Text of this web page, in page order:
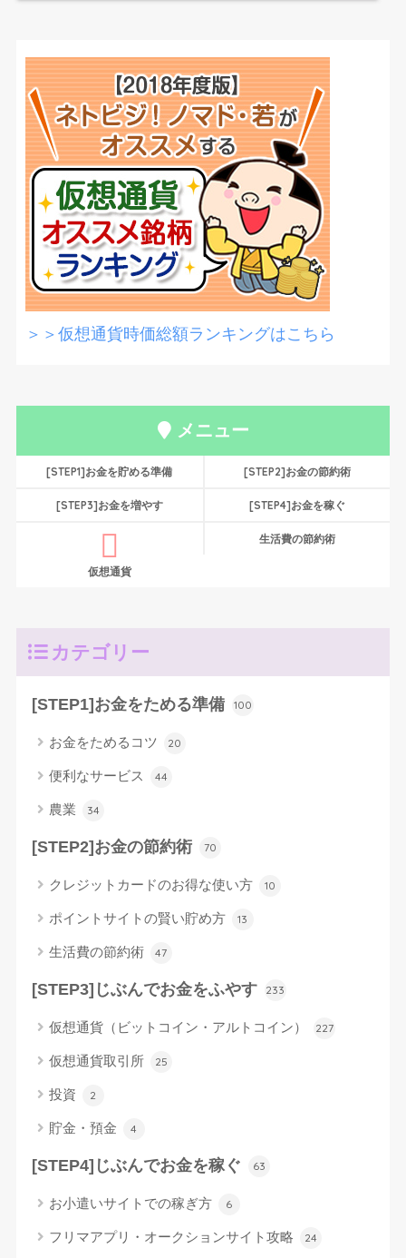
＞＞仮想通貨時価総額ランキングはこちら
メニュー
[STEP1]お金を貯める準備 [STEP2]お金の節約術
[STEP3]お金を増やす [STEP4]お金を稼ぐ
仮想通貨
生活費の節約術
カテゴリー
[STEP1]お金をためる準備 100
お金をためるコツ 20
便利なサービス 44
農業 34
[STEP2]お金の節約術 70
クレジットカードのお得な使い方 10
ポイントサイトの賢い貯め方 13
生活費の節約術 47
[STEP3]じぶんでお金をふやす 233
仮想通貨（ビットコイン・アルトコイン） 227
仮想通貨取引所 25
投資 2
貯金・預金 4
[STEP4]じぶんでお金を稼ぐ 63
お小遣いサイトでの稼ぎ方 6
フリマアプリ・オークションサイト攻略 24